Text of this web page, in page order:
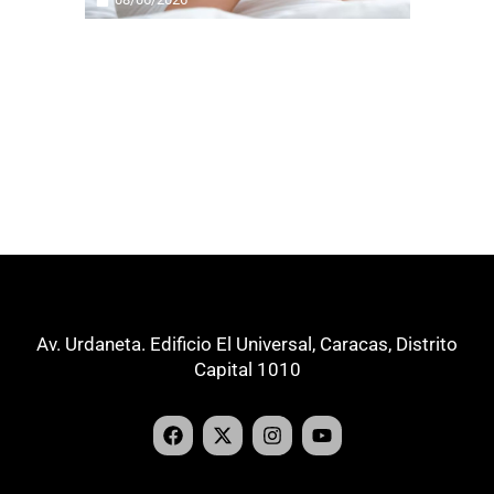
Av. Urdaneta. Edificio El Universal, Caracas, Distrito
Capital 1010